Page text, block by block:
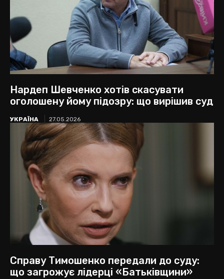
Нардеп Шевченко хотів скасувати
оголошену йому підозру: що вирішив суд
УКРАЇНА 27.05.2026
Справу Тимошенко передали до суду:
що загрожує лідерці «Батьківщини»